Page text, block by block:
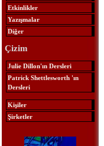
Etkinlikler
Yazışmalar
Diğer
Çizim
Julie Dillon'ın Dersleri
Patrick Shettlesworth 'ın
Dersleri
Kişiler
Şirketler